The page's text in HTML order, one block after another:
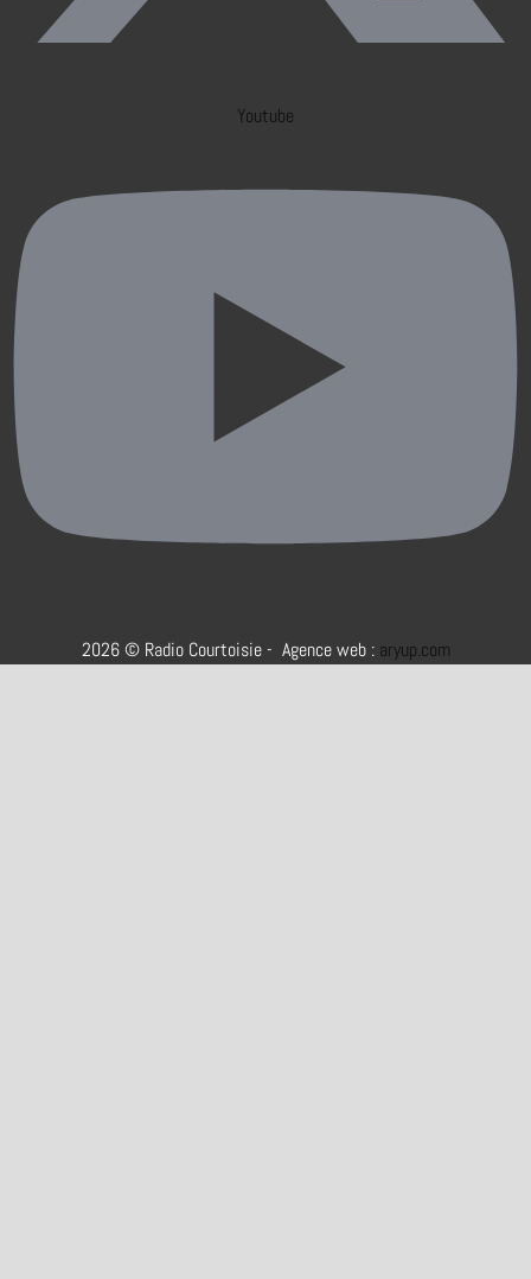
Youtube
2026 © Radio Courtoisie - Agence web : aryup.com